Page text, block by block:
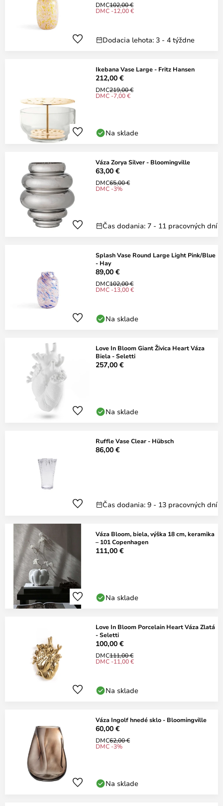
DMC102,00 €
DMC -12,00 €
Dodacia lehota: 3 - 4 týždne
Ikebana Vase Large - Fritz Hansen
212,00 €
DMC219,00 €
DMC -7,00 €
Na sklade
Váza Zorya Silver - Bloomingville
63,00 €
DMC65,00 €
DMC -3%
Čas dodania: 7 - 11 pracovných dní
Splash Vase Round Large Light Pink/Blue
- Hay
89,00 €
DMC102,00 €
DMC -13,00 €
Na sklade
Love In Bloom Giant Živica Heart Váza
Biela - Seletti
257,00 €
Na sklade
Ruffle Vase Clear - Hübsch
86,00 €
Čas dodania: 9 - 13 pracovných dní
Váza Bloom, biela, výška 18 cm, keramika
– 101 Copenhagen
111,00 €
Na sklade
Love In Bloom Porcelain Heart Váza Zlatá
- Seletti
100,00 €
DMC111,00 €
DMC -11,00 €
Na sklade
Váza Ingolf hnedé sklo - Bloomingville
60,00 €
DMC62,00 €
DMC -3%
Na sklade